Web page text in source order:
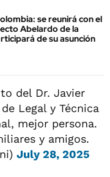
se reunirá con el
Abelardo de la
de su asunción
del Dr. Javier
Legal y Técnica
mejor persona.
y amigos.
July 28, 2025